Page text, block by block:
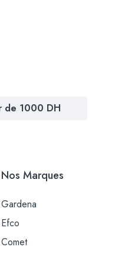
de 1000 DH
Nos Marques
Gardena
Efco
Comet